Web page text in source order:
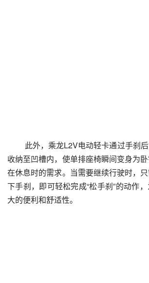
此外，乘龙L2V电动轻卡通过手刹
收纳至凹槽内，使单排座椅瞬间变身为
在休息时的需求。当需要继续行驶时，
下手刹，即可轻松完成“松手刹”的动作
大的便利和舒适性。